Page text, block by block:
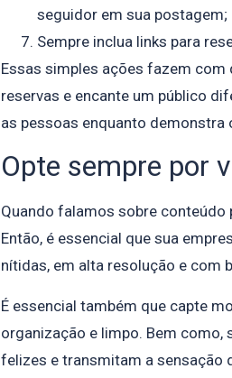
seguidor em sua postagem;
Sempre inclua links para
Essas simples ações fazem com
reservas e encante um público
as pessoas enquanto demonstra
Opte sempre por
Quando falamos sobre conteúdo
Então, é essencial que sua
nítidas, em alta resolução e com
É essencial também que capte
organização e limpo. Bem como,
felizes e transmitam a sensação